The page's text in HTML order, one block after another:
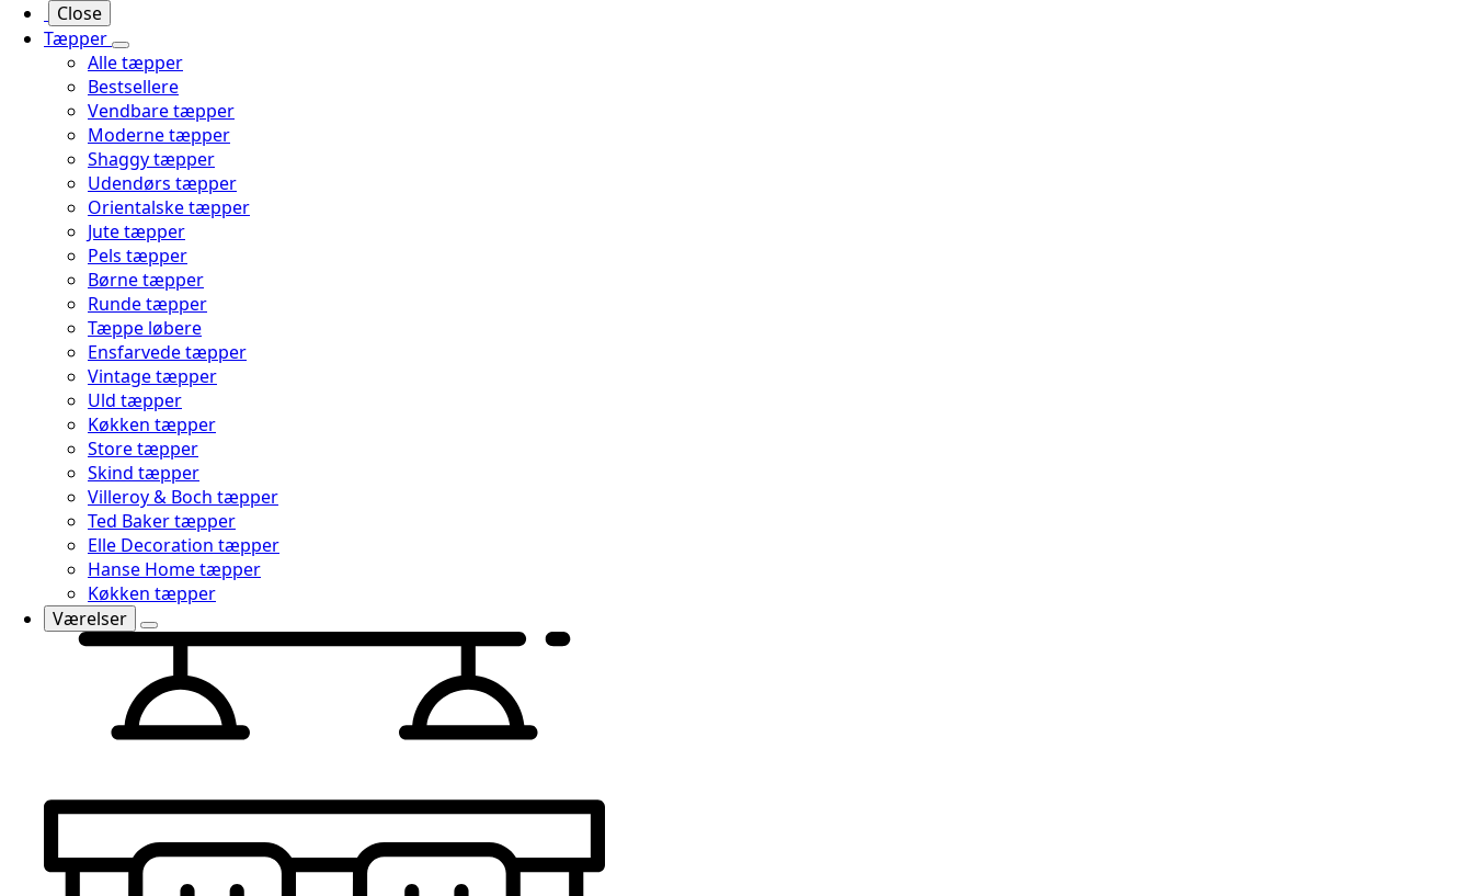
Close
Tæpper
Alle tæpper
Bestsellere
Vendbare tæpper
Moderne tæpper
Shaggy tæpper
Udendørs tæpper
Orientalske tæpper
Jute tæpper
Pels tæpper
Børne tæpper
Runde tæpper
Tæppe løbere
Ensfarvede tæpper
Vintage tæpper
Uld tæpper
Køkken tæpper
Store tæpper
Skind tæpper
Villeroy & Boch tæpper
Ted Baker tæpper
Elle Decoration tæpper
Hanse Home tæpper
Køkken tæpper
Værelser